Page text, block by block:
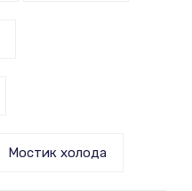
Мостик холода